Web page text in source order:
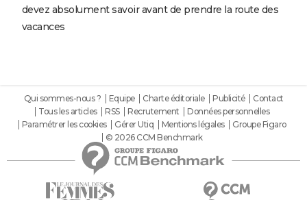
devez absolument savoir avant de prendre la route des
vacances
Qui sommes-nous ? Equipe Charte éditoriale Publicité
Contact
Tous les articles
RSS Recrutement
Données personnelles
Paramétrer les cookies
Gérer Utiq Mentions légales
Groupe Figaro
© 2026 CCM Benchmark